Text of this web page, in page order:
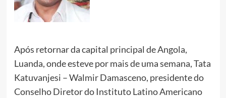
Após retornar da capital principal de Angola,
Luanda, onde esteve por mais de uma semana, Tata
Katuvanjesi – Walmir Damasceno, presidente do
Conselho Diretor do Instituto Latino Americano